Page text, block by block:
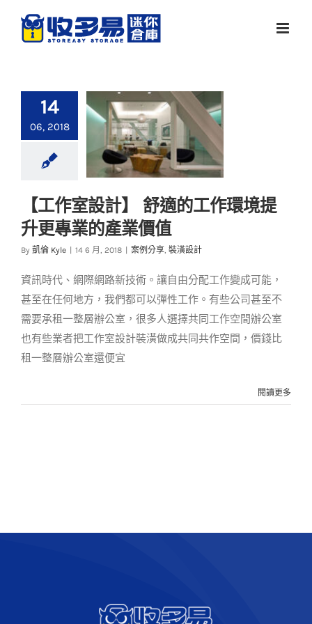
14
06, 2018
【工作室設計】 舒適
的工作環境提升更專
業的產業價值
【工作室設計】 舒適的工作環境提
升更專業的產業價值
By 凱倫 Kyle 14 6 月, 2018 案例分享, 裝潢設計
資訊時代、網際網路新技術。讓自由分配工作變成可能，
甚至在任何地方，我們都可以彈性工作。有些公司甚至不
需要承租一整層辦公室，很多人選擇共同工作空間辦公室
也有些業者把工作室設計裝潢做成共同共作空間，價錢比
租一整層辦公室還便宜
閱讀更多